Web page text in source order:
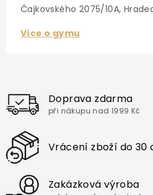
Čajkovského 2075/10A,
Více o gymu
Doprava zdarma
při nákupu nad 1999 Kč
Vrácení zboží do 30
Zakázková výroba